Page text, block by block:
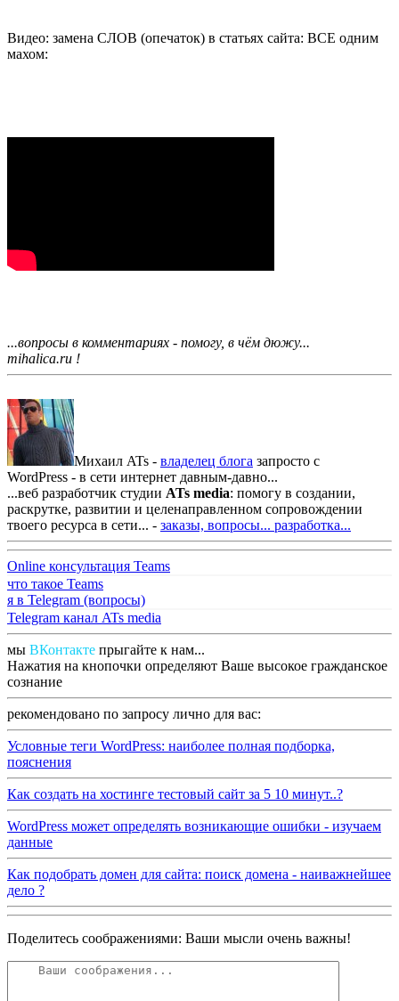
Видео: замена СЛОВ (опечаток) в статьях сайта: ВСЕ одним
махом:
...вопросы в комментариях - помогу, в чём дюжу...
mihalica.ru !
Михаил ATs - владелец блога запросто с
WordPress - в сети интернет давным-давно...
...веб разработчик студии ATs media: помогу в создании,
раскрутке, развитии и целенаправленном сопровождении
твоего ресурса в сети... - заказы, вопросы... разработка...
Online консультация Teams
что такое Teams
я в Telegram (вопросы)
Telegram канал ATs media
мы ВКонтакте прыгайте к нам...
Нажатия на кнопочки определяют Ваше высокое гражданское
сознание
рекомендовано по запросу лично для вас:
Условные теги WordPress: наиболее полная подборка,
пояснения
Как создать на хостинге тестовый сайт за 5 10 минут..?
WordPress может определять возникающие ошибки - изучаем
данные
Как подобрать домен для сайта: поиск домена - наиважнейшее
дело ?
Поделитесь соображениями: Ваши мысли очень важны!